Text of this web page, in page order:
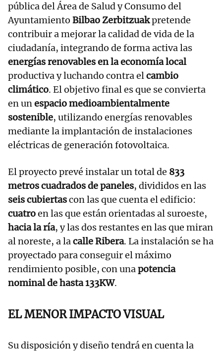
pública del Área de Salud y Consumo del
Ayuntamiento Bilbao Zerbitzuakpretende
contribuir a mejorar la calidad de vida de la
ciudadanía, integrando de forma activa las
energías renovables en la economía local
productiva y luchando contra elcambio
climático. El objetivo final es que se convierta
en unespacio medioambientalmente
sostenible, utilizando energías renovables
mediante la implantación de instalaciones
eléctricas de generación fotovoltaica.
El proyecto prevé instalar un total de 833
metros cuadrados de paneles, divididos en las
seis cubiertascon las que cuenta el edificio:
cuatroen las que están orientadas al suroeste,
hacia la ría, y las dos restantes en las que miran
al noreste, a lacalle Ribera. La instalación se ha
proyectado para conseguir el máximo
rendimiento posible, con unapotencia
nominal de hasta 133KW.
EL MENOR IMPACTO VISUAL
Su disposición y diseño tendrá en cuenta la